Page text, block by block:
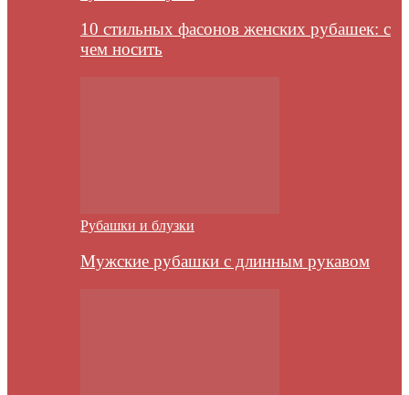
10 стильных фасонов женских рубашек: с
чем носить
Рубашки и блузки
Мужские рубашки с длинным рукавом